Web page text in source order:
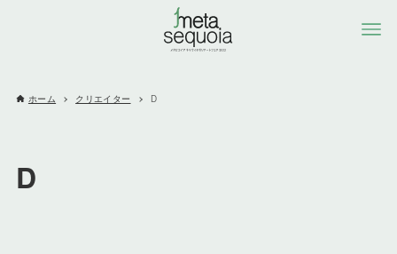
ホーム クリエイター D
D